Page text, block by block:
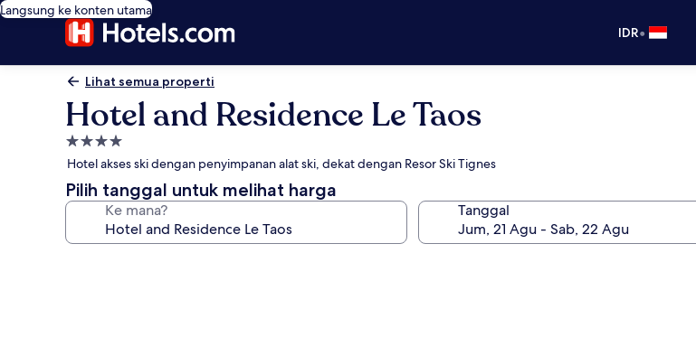
Langsung ke konten utama
IDR•
Lihat semua properti
Hotel and Residence Le Taos
Properti
bintang
4.0
Hotel akses ski dengan penyimpanan alat ski, dekat dengan Resor Ski Tignes
Pilih tanggal untuk melihat harga
Ke mana? Tanggal